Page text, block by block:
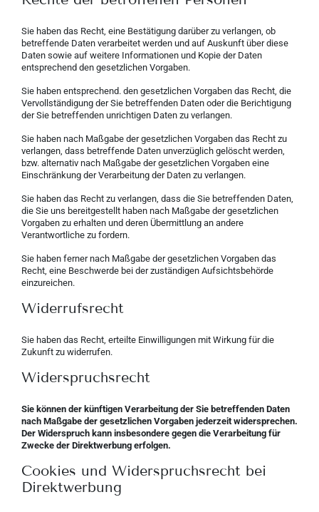
Sie haben das Recht, eine Bestätigung darüber zu verlangen, ob
betreffende Daten verarbeitet werden und auf Auskunft über diese
Daten sowie auf weitere Informationen und Kopie der Daten
entsprechend den gesetzlichen Vorgaben.
Sie haben entsprechend. den gesetzlichen Vorgaben das Recht, die
Vervollständigung der Sie betreffenden Daten oder die Berichtigung
der Sie betreffenden unrichtigen Daten zu verlangen.
Sie haben nach Maßgabe der gesetzlichen Vorgaben das Recht zu
verlangen, dass betreffende Daten unverzüglich gelöscht werden,
bzw. alternativ nach Maßgabe der gesetzlichen Vorgaben eine
Einschränkung der Verarbeitung der Daten zu verlangen.
Sie haben das Recht zu verlangen, dass die Sie betreffenden Daten,
die Sie uns bereitgestellt haben nach Maßgabe der gesetzlichen
Vorgaben zu erhalten und deren Übermittlung an andere
Verantwortliche zu fordern.
Sie haben ferner nach Maßgabe der gesetzlichen Vorgaben das
Recht, eine Beschwerde bei der zuständigen Aufsichtsbehörde
einzureichen.
Widerrufsrecht
Sie haben das Recht, erteilte Einwilligungen mit Wirkung für die
Zukunft zu widerrufen.
Widerspruchsrecht
Sie können der künftigen Verarbeitung der Sie betreffenden Daten
nach Maßgabe der gesetzlichen Vorgaben jederzeit widersprechen.
Der Widerspruch kann insbesondere gegen die Verarbeitung für
Zwecke der Direktwerbung erfolgen.
Cookies und Widerspruchsrecht bei
Direktwerbung